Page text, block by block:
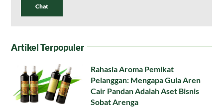
Chat
Artikel Terpopuler
Rahasia Aroma Pemikat
Pelanggan: Mengapa Gula Aren
Cair Pandan Adalah Aset Bisnis
Sobat Arenga